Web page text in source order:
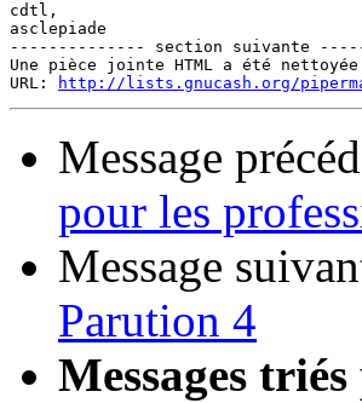
cdtl,
asclepiade
-------------- section suivante
Une pièce jointe HTML a été
URL:
http://lists.gnucash.org/
Message
pour les
Message
Parution 4
Messages